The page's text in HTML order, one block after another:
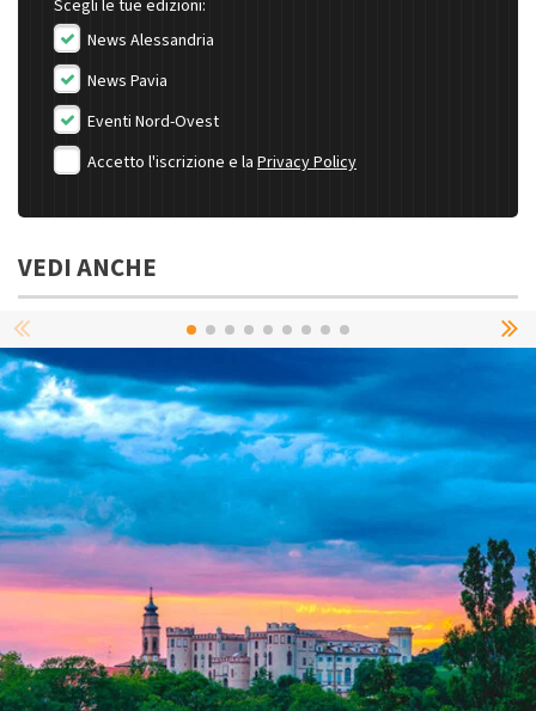
Scegli le tue edizioni:
News Alessandria
News Pavia
Eventi Nord-Ovest
Accetto l'iscrizione e la Privacy Policy
VEDI ANCHE